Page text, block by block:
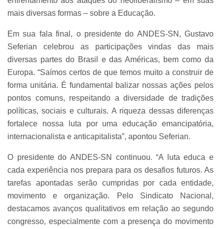
mais diversas formas – sobre a Educação.
Em sua fala final, o presidente do ANDES-SN, Gustavo
Seferian celebrou as participações vindas das mais
diversas partes do Brasil e das Américas, bem como da
Europa. “Saímos certos de que temos muito a construir de
forma unitária. É fundamental balizar nossas ações pelos
pontos comuns, respeitando a diversidade de tradições
políticas, sociais e culturais. A riqueza dessas diferenças
fortalece nossa luta por uma educação emancipatória,
internacionalista e anticapitalista”, apontou Seferian.
O presidente do ANDES-SN continuou. “A luta educa e
cada experiência nos prepara para os desafios futuros. As
tarefas apontadas serão cumpridas por cada entidade,
movimento e organização. Pelo Sindicato Nacional,
destacamos avanços qualitativos em relação ao segundo
congresso, especialmente com a presença do movimento